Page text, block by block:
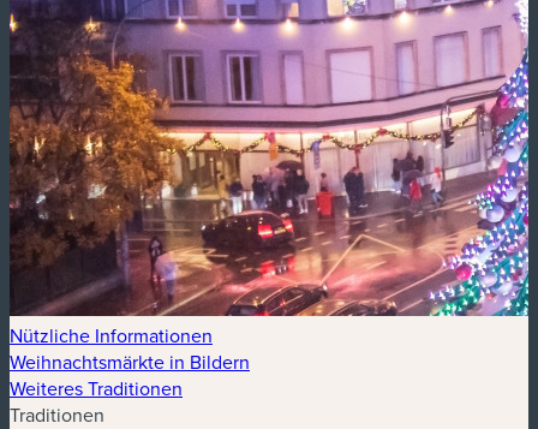
Nützliche Informationen
Weihnachtsmärkte in Bildern
Weiteres Traditionen
Traditionen